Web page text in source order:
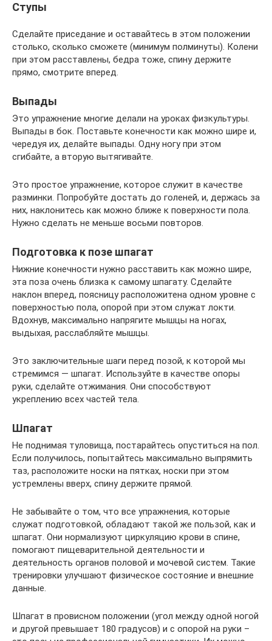
Ступы
Сделайте приседание и оставайтесь в этом положении
столько, сколько сможете (минимум полминуты). Колени
при этом расставлены, бедра тоже, спину держите
прямо, смотрите вперед.
Выпады
Это упражнение многие делали на уроках физкультуры.
Выпады в бок. Поставьте конечности как можно шире и,
чередуя их, делайте выпады. Одну ногу при этом
сгибайте, а вторую вытягивайте.
Это простое упражнение, которое служит в качестве
разминки. Попробуйте достать до голеней, и, держась за
них, наклонитесь как можно ближе к поверхности пола.
Нужно сделать не меньше восьми повторов.
Подготовка к позе шпагат
Нижние конечности нужно расставить как можно шире,
эта поза очень близка к самому шпагату. Сделайте
наклон вперед, поясницу расположитена одном уровне с
поверхностью пола, опорой при этом служат локти.
Вдохнув, максимально напрягите мышцы на ногах,
выдыхая, расслабляйте мышцы.
Это заключительные шаги перед позой, к которой мы
стремимся — шпагат. Используйте в качестве опоры
руки, сделайте отжимания. Они способствуют
укреплению всех частей тела.
Шпагат
Не поднимая туловища, постарайтесь опуститься на пол.
Если получилось, попытайтесь максимально выпрямить
таз, расположите носки на пятках, носки при этом
устремлены вверх, спину держите прямой.
Не забывайте о том, что все упражнения, которые
служат подготовкой, обладают такой же пользой, как и
шпагат. Они нормализуют циркуляцию крови в спине,
помогают пищеварительной деятельности и
деятельность органов половой и мочевой систем. Такие
тренировки улучшают физическое состояние и внешние
данные.
Шпагат в провисном положении (угол между одной ногой
и другой превышает 180 градусов) и с опорой на руки –